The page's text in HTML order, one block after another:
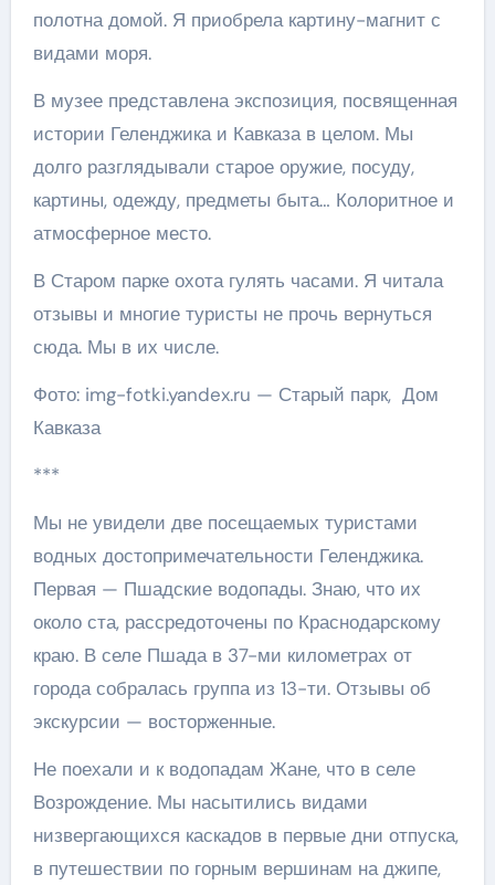
полотна домой. Я приобрела картину-магнит с
видами моря.
В музее представлена экспозиция, посвященная
истории Геленджика и Кавказа в целом. Мы
долго разглядывали старое оружие, посуду,
картины, одежду, предметы быта… Колоритное и
атмосферное место.
В Старом парке охота гулять часами. Я читала
отзывы и многие туристы не прочь вернуться
сюда. Мы в их числе.
Фото: img-fotki.yandex.ru — Старый парк, Дом
Кавказа
***
Мы не увидели две посещаемых туристами
водных достопримечательности Геленджика.
Первая — Пшадские водопады. Знаю, что их
около ста, рассредоточены по Краснодарскому
краю. В селе Пшада в 37-ми километрах от
города собралась группа из 13-ти. Отзывы об
экскурсии — восторженные.
Не поехали и к водопадам Жане, что в селе
Возрождение. Мы насытились видами
низвергающихся каскадов в первые дни отпуска,
в путешествии по горным вершинам на джипе,